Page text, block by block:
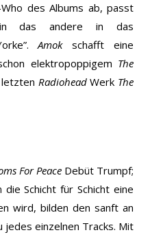
des Albums ab, passt
das andere in das
Amokschafft eine
elektropoppigem The
RadioheadWerk The
For Peace Debüt Trumpf;
Schicht für Schicht eine
wird, bilden den sanft an
jedes einzelnen Tracks. Mit